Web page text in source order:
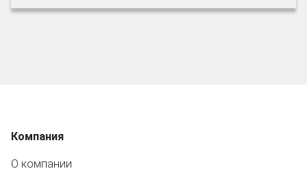
Компания
О компании